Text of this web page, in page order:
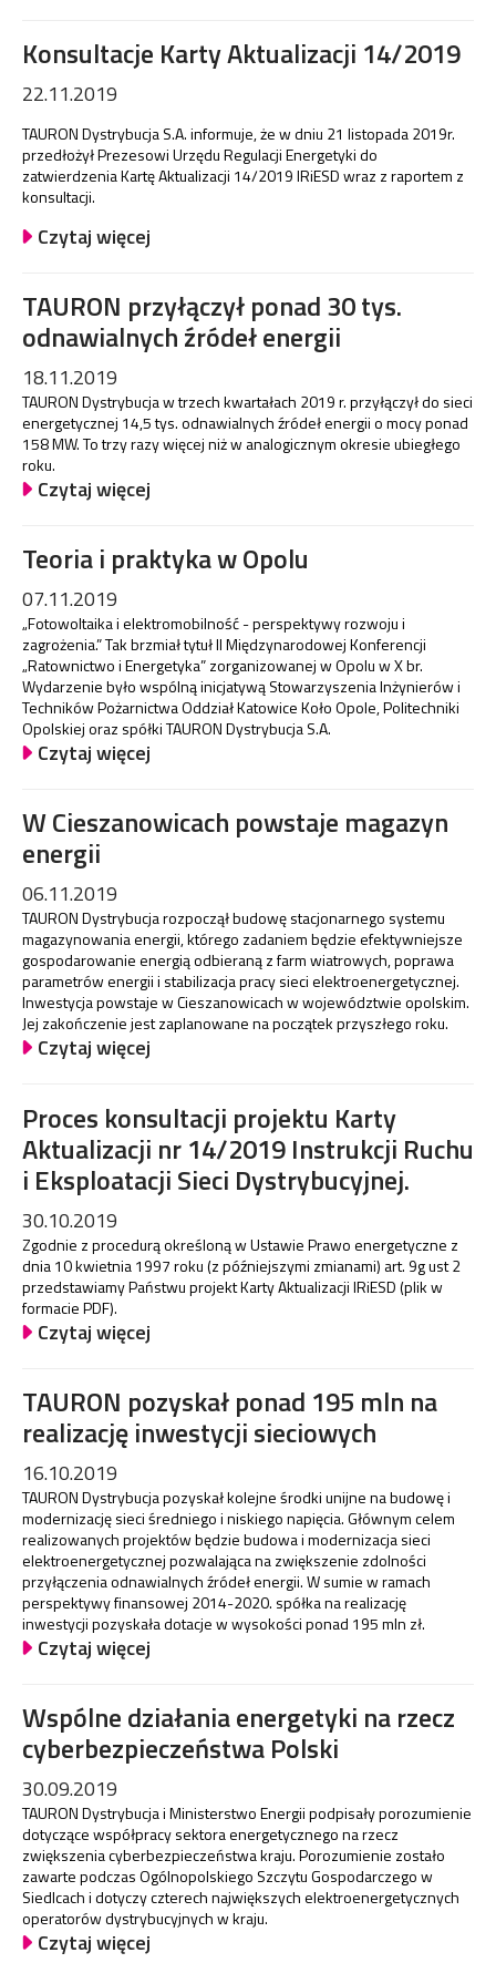
Konsultacje Karty Aktualizacji 14/2019
22.11.2019
TAURON Dystrybucja S.A. informuje, że w dniu 21 listopada 2019r.
przedłożył Prezesowi Urzędu Regulacji Energetyki do
zatwierdzenia Kartę Aktualizacji 14/2019 IRiESD wraz z raportem z
konsultacji.
Czytaj więcej
TAURON przyłączył ponad 30 tys.
odnawialnych źródeł energii
18.11.2019
TAURON Dystrybucja w trzech kwartałach 2019 r. przyłączył do sieci
energetycznej 14,5 tys. odnawialnych źródeł energii o mocy ponad
158 MW. To trzy razy więcej niż w analogicznym okresie ubiegłego
roku.
Czytaj więcej
Teoria i praktyka w Opolu
07.11.2019
„Fotowoltaika i elektromobilność - perspektywy rozwoju i
zagrożenia.” Tak brzmiał tytuł II Międzynarodowej Konferencji
„Ratownictwo i Energetyka” zorganizowanej w Opolu w X br.
Wydarzenie było wspólną inicjatywą Stowarzyszenia Inżynierów i
Techników Pożarnictwa Oddział Katowice Koło Opole, Politechniki
Opolskiej oraz spółki TAURON Dystrybucja S.A.
Czytaj więcej
W Cieszanowicach powstaje magazyn
energii
06.11.2019
TAURON Dystrybucja rozpoczął budowę stacjonarnego systemu
magazynowania energii, którego zadaniem będzie efektywniejsze
gospodarowanie energią odbieraną z farm wiatrowych, poprawa
parametrów energii i stabilizacja pracy sieci elektroenergetycznej.
Inwestycja powstaje w Cieszanowicach w województwie opolskim.
Jej zakończenie jest zaplanowane na początek przyszłego roku.
Czytaj więcej
Proces konsultacji projektu Karty
Aktualizacji nr 14/2019 Instrukcji Ruchu
i Eksploatacji Sieci Dystrybucyjnej.
30.10.2019
Zgodnie z procedurą określoną w Ustawie Prawo energetyczne z
dnia 10 kwietnia 1997 roku (z późniejszymi zmianami) art. 9g ust 2
przedstawiamy Państwu projekt Karty Aktualizacji IRiESD (plik w
formacie PDF).
Czytaj więcej
TAURON pozyskał ponad 195 mln na
realizację inwestycji sieciowych
16.10.2019
TAURON Dystrybucja pozyskał kolejne środki unijne na budowę i
modernizację sieci średniego i niskiego napięcia. Głównym celem
realizowanych projektów będzie budowa i modernizacja sieci
elektroenergetycznej pozwalająca na zwiększenie zdolności
przyłączenia odnawialnych źródeł energii. W sumie w ramach
perspektywy finansowej 2014-2020. spółka na realizację
inwestycji pozyskała dotacje w wysokości ponad 195 mln zł.
Czytaj więcej
Wspólne działania energetyki na rzecz
cyberbezpieczeństwa Polski
30.09.2019
TAURON Dystrybucja i Ministerstwo Energii podpisały porozumienie
dotyczące współpracy sektora energetycznego na rzecz
zwiększenia cyberbezpieczeństwa kraju. Porozumienie zostało
zawarte podczas Ogólnopolskiego Szczytu Gospodarczego w
Siedlcach i dotyczy czterech największych elektroenergetycznych
operatorów dystrybucyjnych w kraju.
Czytaj więcej